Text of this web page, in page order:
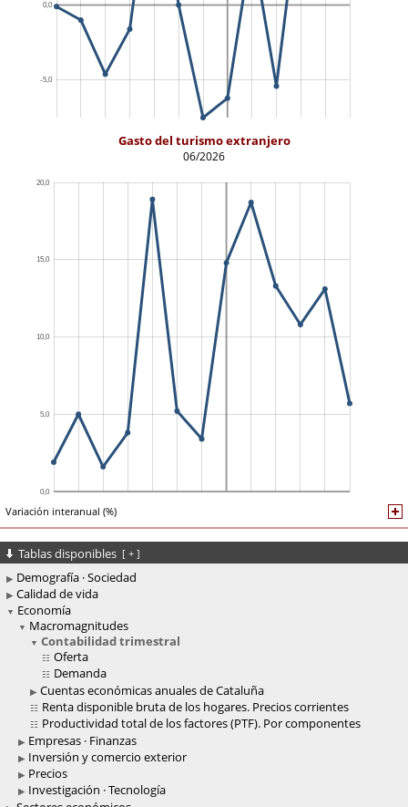
Gasto del turismo extranjero
06/2026
Variación interanual (%)
Tablas disponibles [ + ]
Demografía · Sociedad
Calidad de vida
Economía
Macromagnitudes
Contabilidad trimestral
Oferta
Demanda
Cuentas económicas anuales de Cataluña
Renta disponible bruta de los hogares. Precios corrientes
Productividad total de los factores (PTF). Por componentes
Empresas · Finanzas
Inversión y comercio exterior
Precios
Investigación · Tecnología